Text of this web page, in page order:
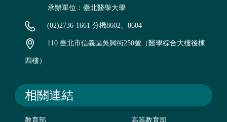
承辦單位：臺北醫學大學
(02)2736-1661 分機8602、8604
110 臺北市信義區吳興街250號（醫學綜合大樓後棟
四樓）
相關連結
教育部 高等教育司